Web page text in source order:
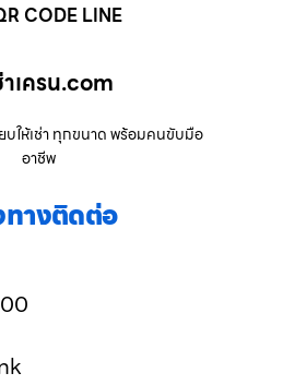
CODE LINE
าเครน.com
บให้เช่า ทุกขนาด พร้อมคนขับมือ
อาชีพ
างติดต่อ